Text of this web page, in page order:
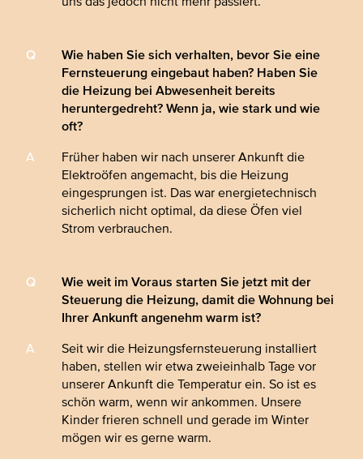
Wie haben Sie sich verhalten, bevor Sie eine
Fernsteuerung eingebaut haben? Haben Sie
die Heizung bei Abwesenheit bereits
heruntergedreht? Wenn ja, wie stark und wie
oft?
Früher haben wir nach unserer Ankunft die
Elektroöfen angemacht, bis die Heizung
eingesprungen ist. Das war energietechnisch
sicherlich nicht optimal, da diese Öfen viel
Strom verbrauchen.
Wie weit im Voraus starten Sie jetzt mit der
Steuerung die Heizung, damit die Wohnung bei
Ihrer Ankunft angenehm warm ist?
Seit wir die Heizungsfernsteuerung installiert
haben, stellen wir etwa zweieinhalb Tage vor
unserer Ankunft die Temperatur ein. So ist es
schön warm, wenn wir ankommen. Unsere
Kinder frieren schnell und gerade im Winter
mögen wir es gerne warm.